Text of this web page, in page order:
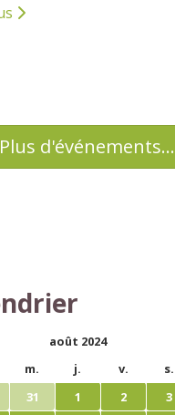
d'événements…
août 2024
m. j. v. s.
31 1 2 3